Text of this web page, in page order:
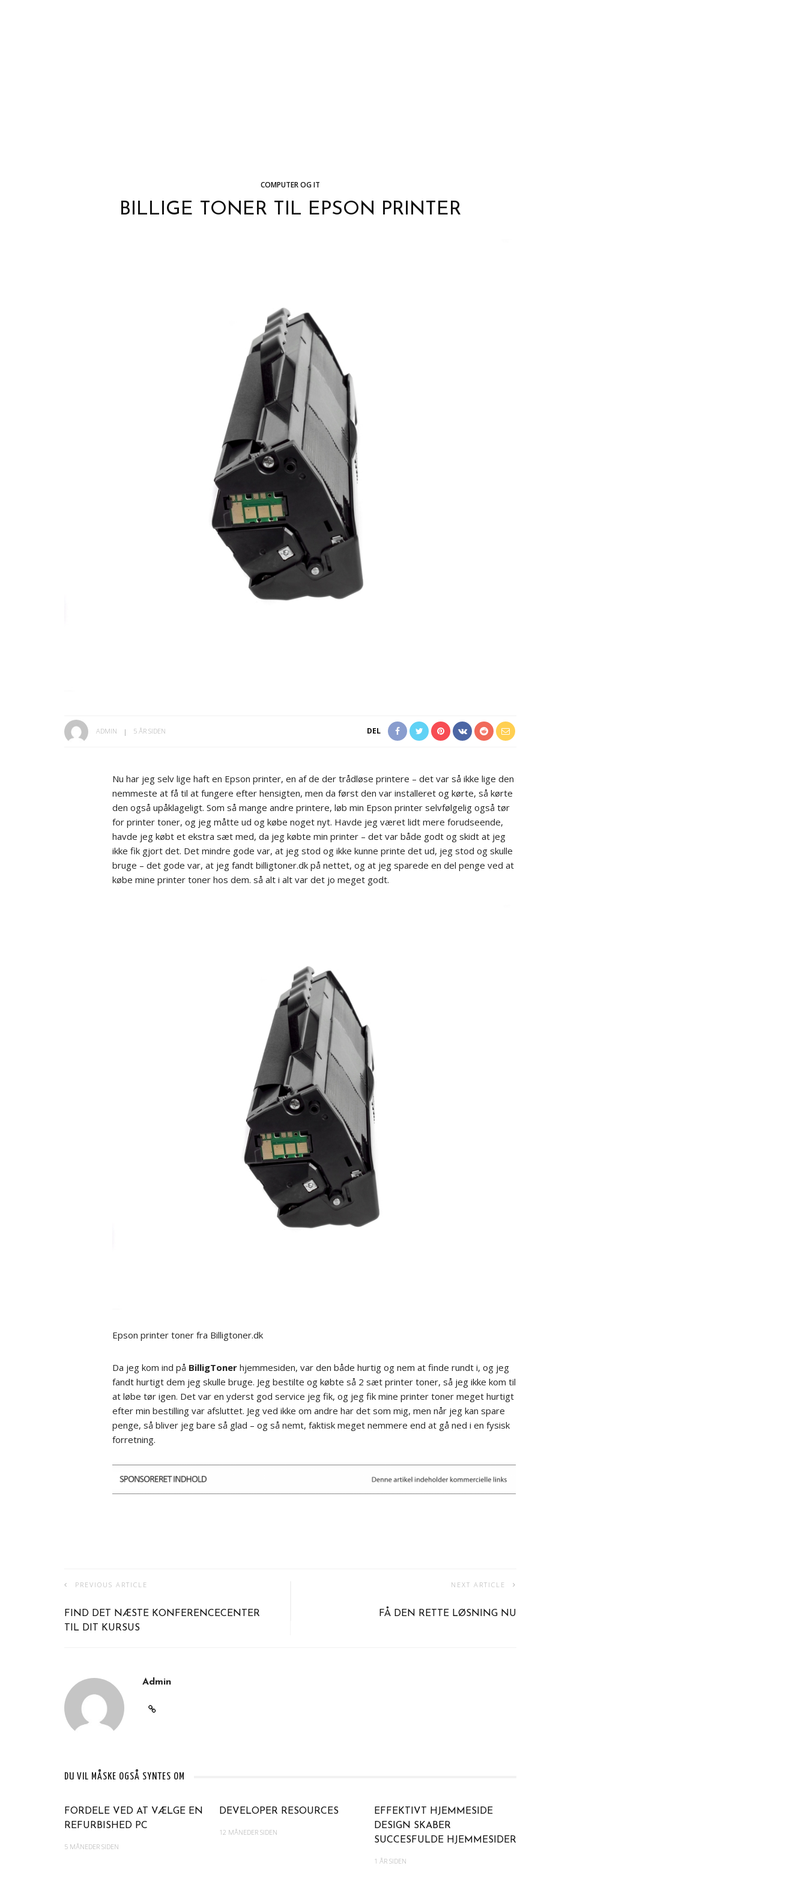
COMPUTER OG IT
BILLIGE TONER TIL EPSON PRINTER
ADMIN 5 ÅR SIDEN DEL
Nu har jeg selv lige haft en Epson printer, en af de der trådløse printere – det var så ikke lige den
nemmeste at få til at fungere efter hensigten, men da først den var installeret og kørte, så kørte
den også upåklageligt. Som så mange andre printere, løb min Epson printer selvfølgelig også tør
for printer toner, og jeg måtte ud og købe noget nyt. Havde jeg været lidt mere forudseende,
havde jeg købt et ekstra sæt med, da jeg købte min printer – det var både godt og skidt at jeg
ikke fik gjort det. Det mindre gode var, at jeg stod og ikke kunne printe det ud, jeg stod og skulle
bruge – det gode var, at jeg fandt billigtoner.dk på nettet, og at jeg sparede en del penge ved at
købe mine printer toner hos dem. så alt i alt var det jo meget godt.
Epson printer toner fra Billigtoner.dk
Da jeg kom ind på BilligToner hjemmesiden, var den både hurtig og nem at finde rundt i, og jeg
fandt hurtigt dem jeg skulle bruge. Jeg bestilte og købte så 2 sæt printer toner, så jeg ikke kom til
at løbe tør igen. Det var en yderst god service jeg fik, og jeg fik mine printer toner meget hurtigt
efter min bestilling var afsluttet. Jeg ved ikke om andre har det som mig, men når jeg kan spare
penge, så bliver jeg bare så glad – og så nemt, faktisk meget nemmere end at gå ned i en fysisk
forretning.
PREVIOUS ARTICLE
FIND DET NÆSTE KONFERENCECENTER
TIL DIT KURSUS
NEXT ARTICLE
FÅ DEN RETTE LØSNING NU
Admin
DU VIL MÅSKE OGSÅ SYNTES OM
FORDELE VED AT VÆLGE EN
REFURBISHED PC
5 MÅNEDER SIDEN
DEVELOPER RESOURCES
12 MÅNEDER SIDEN
EFFEKTIVT HJEMMESIDE
DESIGN SKABER
SUCCESFULDE HJEMMESIDER
1 ÅR SIDEN